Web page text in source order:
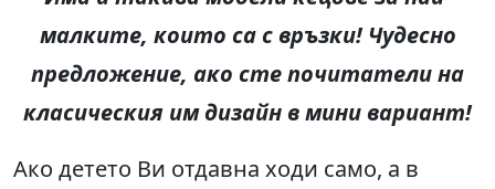
малките, които са с връзки! Чудесно
предложение, ако сте почитатели на
класическия им дизайн в мини вариант!
Ако детето Ви отдавна ходи само, а в